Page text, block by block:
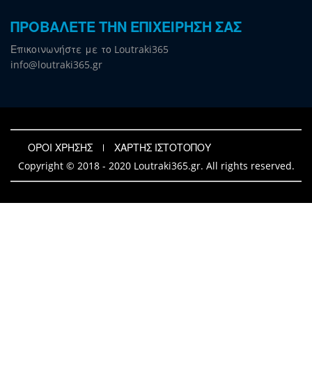
ΠΡΟΒΑΛΕΤΕ ΤΗΝ ΕΠΙΧΕΙΡΗΣΗ ΣΑΣ
Επικοινωνήστε με το Loutraki365
info@loutraki365.gr
ΟΡΟΙ ΧΡΗΣΗΣ
ΧΑΡΤΗΣ ΙΣΤΟΤΟΠΟΥ
Copyright © 2018 - 2020 Loutraki365.gr. All rights reserved.